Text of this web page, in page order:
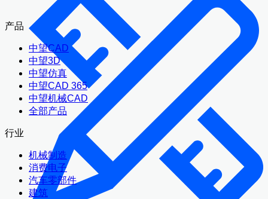
产品
中望CAD
中望3D
中望仿真
中望CAD 365
中望机械CAD
全部产品
行业
机械制造
消费电子
汽车零部件
建筑